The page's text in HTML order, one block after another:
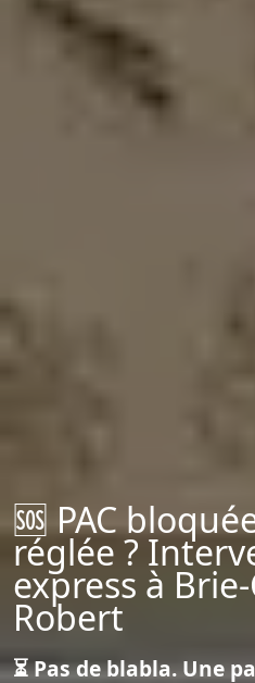
🆘 PAC
réglée ?
express à
Robert
⏳ Pas de blabla. Une